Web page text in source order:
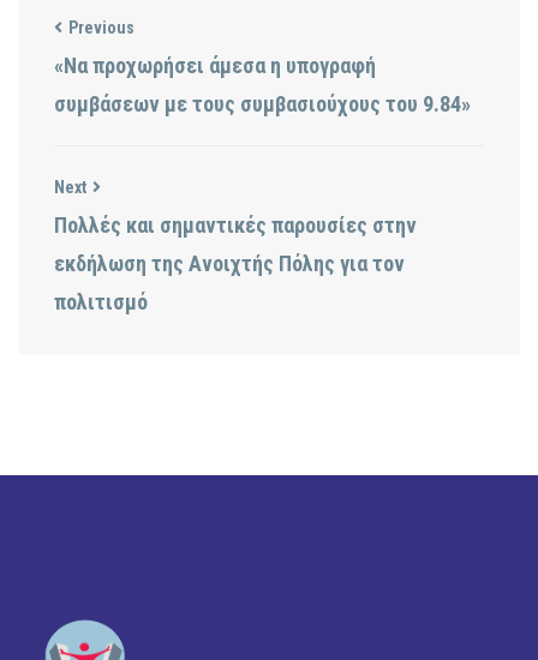
Previous
«Να προχωρήσει άμεσα η υπογραφή
συμβάσεων με τους συμβασιούχους του 9.84»
Next
Πολλές και σημαντικές παρουσίες στην
εκδήλωση της Ανοιχτής Πόλης για τον
πολιτισμό